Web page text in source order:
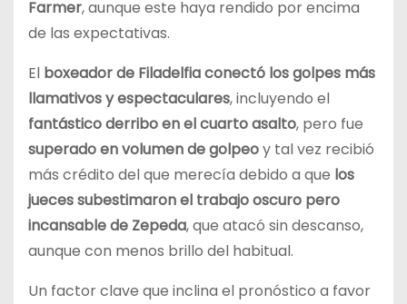
Farmer, aunque este haya rendido por encima
de las expectativas.
El boxeador de Filadelfia conectó los golpes más
llamativos y espectaculares, incluyendo el
fantástico derribo en el cuarto asalto, pero fue
superado en volumen de golpeoy tal vez recibió
más crédito del que merecía debido a que los
jueces subestimaron el trabajo oscuro pero
incansable de Zepeda, que atacó sin descanso,
aunque con menos brillo del habitual.
Un factor clave que inclina el pronóstico a favor